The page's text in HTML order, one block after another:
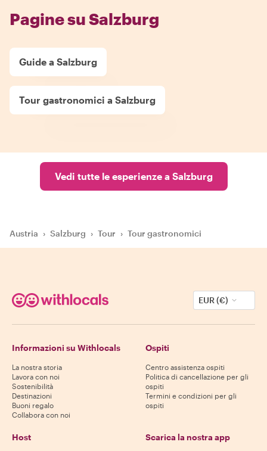
Pagine su Salzburg
Guide a Salzburg
Tour gastronomici a Salzburg
Vedi tutte le esperienze a Salzburg
Austria › Salzburg › Tour › Tour gastronomici
EUR (€)
Informazioni su Withlocals
La nostra storia
Lavora con noi
Sostenibilità
Destinazioni
Buoni regalo
Collabora con noi
Ospiti
Centro assistenza ospiti
Politica di cancellazione per gli
ospiti
Termini e condizioni per gli
ospiti
Host Scarica la nostra app